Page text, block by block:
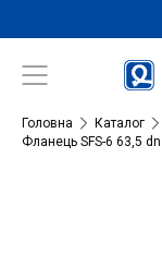
Головна Каталог
Фланець SFS-6 63,5